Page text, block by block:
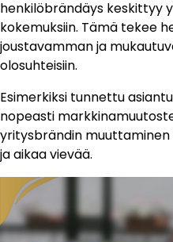
henkilöbrändäys keskittyy
kokemuksiin. Tämä tekee
joustavamman ja
olosuhteisiin.
Esimerkiksi tunnettu
nopeasti
yritysbrändin
ja aikaa vievää.